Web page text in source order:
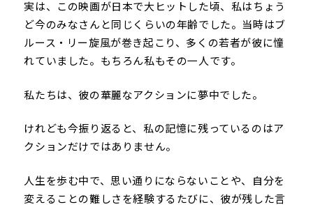
実は、この映画が日本で大ヒットした頃、私はちょう
ど今のみなさんと同じくらいの年齢でした。当時はブ
ルース・リー旋風が巻き起こり、多くの若者が彼に憧
れていました。もちろん私もその一人です。
私たちは、彼の華麗なアクションに夢中でした。
けれども今振り返ると、私の記憶に残っているのはア
クションだけではありません。
人生を歩む中で、思い通りにならないことや、自分を
変えることの難しさを経験するたびに、彼が残した言